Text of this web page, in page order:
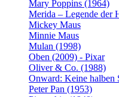
Mary Poppins (1964)
Merida – Legende der
Mickey Maus
Minnie Maus
Mulan (1998)
Oben (2009) - Pixar
Oliver & Co. (1988)
Onward: Keine halben
Peter Pan (1953)